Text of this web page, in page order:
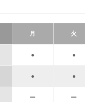
月 火
● ●
● ●
ー ー